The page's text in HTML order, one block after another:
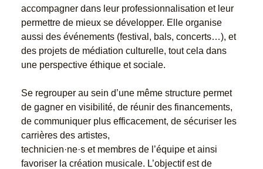
accompagner dans leur professionnalisation et leur
permettre de mieux se développer. Elle organise
aussi des événements (festival, bals, concerts…), et
des projets de médiation culturelle, tout cela dans
une perspective éthique et sociale.
Se regrouper au sein d’une même structure permet
de gagner en visibilité, de réunir des financements,
de communiquer plus efficacement, de sécuriser les
carrières des artistes,
technicien·ne·s et membres de l’équipe et ainsi
favoriser la création musicale. L’objectif est de